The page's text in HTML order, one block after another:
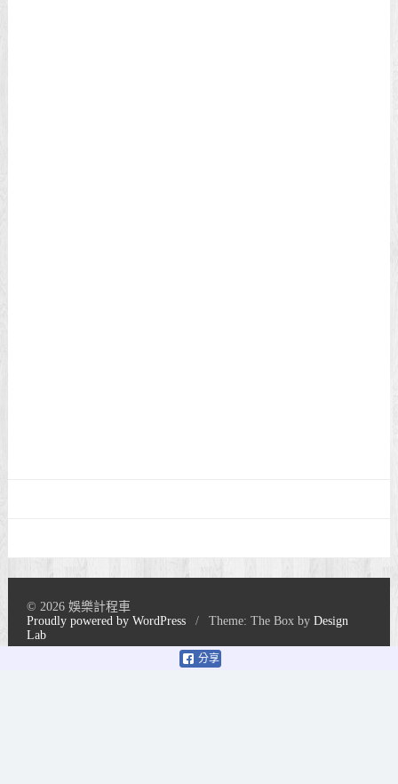
分享
© 2026 娛樂計程車
Proudly powered by WordPress
/ Theme: The Box byDesign
Lab